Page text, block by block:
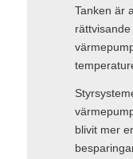
Tanken är
blivit mer